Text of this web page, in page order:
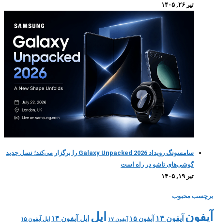
تیر ۲۶, ۱۴۰۵
سامسونگ رویداد Galaxy Unpacked 2026 را برگزار می‌کند؛ نسل جدید
گوشی‌های تاشو در راه است
تیر ۱۹, ۱۴۰۵
برچسب محبوب
آیفون آیفون ۱۴ آیفون ۱۵ آیفون ۱۷ اپل اپل آیفون ۱۴ اپل آیفون ۱۵